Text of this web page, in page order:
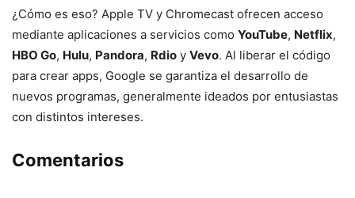
¿Cómo es eso? Apple TV y Chromecast ofrecen acceso
mediante aplicaciones a servicios como YouTube, Netflix,
HBO Go, Hulu, Pandora, Rdio y Vevo. Al liberar el código
para crear apps, Google se garantiza el desarrollo de
nuevos programas, generalmente ideados por entusiastas
con distintos intereses.
Comentarios